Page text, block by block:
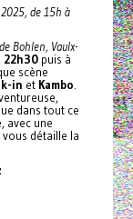
de 15h à
Bohlen, Vaulx-
22h30puis à
scène
in et Kambo
dans tout ce
avec une
détaille la